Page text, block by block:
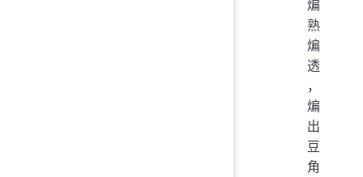
煸
熟
煸
透
，
煸
出
豆
角